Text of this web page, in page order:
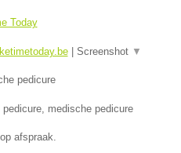
Today
| Screenshot ▼
pedicure
pedicure, medische pedicure
afspraak.